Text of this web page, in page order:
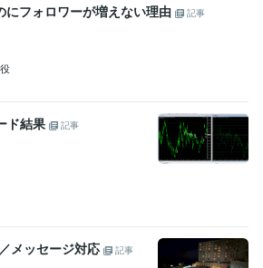
にフォロワーが増えない理由
記事
ド結果
記事
メッセージ対応
記事